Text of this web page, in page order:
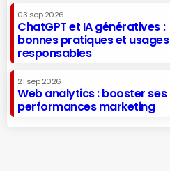
03 sep 2026
ChatGPT et IA génératives :
bonnes pratiques et usages
responsables
21 sep 2026
Web analytics : booster ses
performances marketing